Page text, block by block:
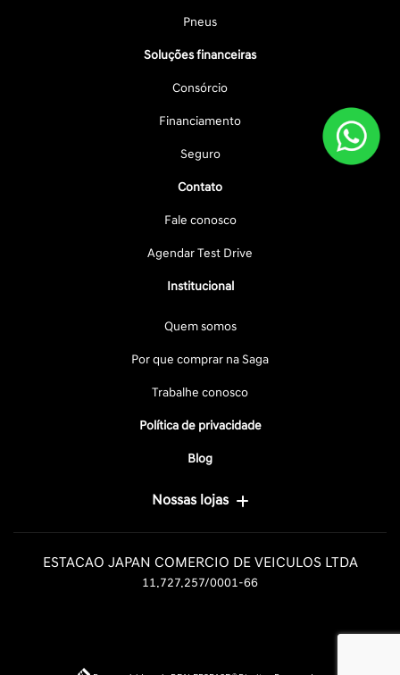
Pneus
Soluções financeiras
Consórcio
Financiamento
Seguro
Contato
Fale conosco
Agendar Test Drive
Institucional
Quem somos
Por que comprar na Saga
Trabalhe conosco
Política de privacidade
Blog
Nossas lojas
ESTACAO JAPAN COMERCIO DE VEICULOS LTDA
11.727.257/0001-66